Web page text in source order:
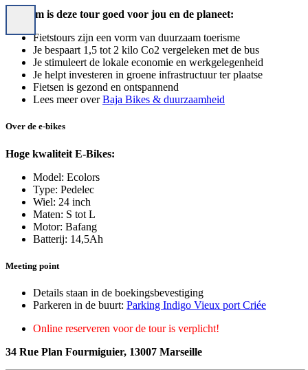
Daarom is deze tour goed voor jou en de planeet:
Fietstours zijn een vorm van duurzaam toerisme
Je bespaart 1,5 tot 2 kilo Co2 vergeleken met de bus
Je stimuleert de lokale economie en werkgelegenheid
Je helpt investeren in groene infrastructuur ter plaatse
Fietsen is gezond en ontspannend
Lees meer overBaja Bikes & duurzaamheid
Over de e-bikes
Hoge kwaliteit E-Bikes:
Model: Ecolors
Type: Pedelec
Wiel: 24 inch
Maten: S tot L
Motor: Bafang
Batterij: 14,5Ah
Meeting point
Details staan in de boekingsbevestiging
Parkeren in de buurt: Parking Indigo Vieux port Criée
Online reserveren voor de tour is verplicht!
34 Rue Plan Fourmiguier, 13007 Marseille